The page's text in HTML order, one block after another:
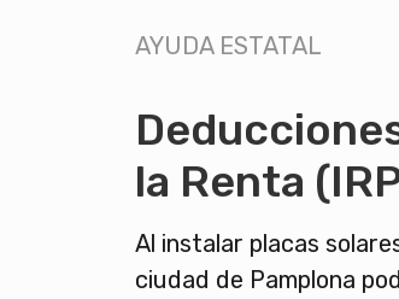
AYUDA ESTATAL
la Renta
Al instalar placas
ciudad de Pamplona